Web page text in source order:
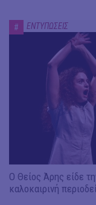
# ΕΝΤΥΠΩΣΕΙΣ
Ο Θείος Άρης είδε
καλοκαιρινή